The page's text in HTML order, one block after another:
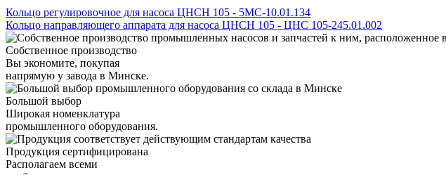
Кольцо регулировочное для насоса ЦНСН 105 - 5МС-10.01.134
Кольцо направляющего аппарата для насоса ЦНСН 105 - ЦНС 105-245.01.002
Собственное производство
Вы экономите, покупая
напрямую у завода в Минске.
Большой выбор
Широкая номенклатура
промышленного оборудования.
Продукция сертифицирована
Располагаем всеми